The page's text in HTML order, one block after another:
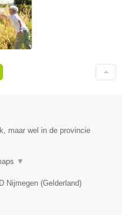
maar wel in de provincie
▼
Nijmegen (Gelderland)